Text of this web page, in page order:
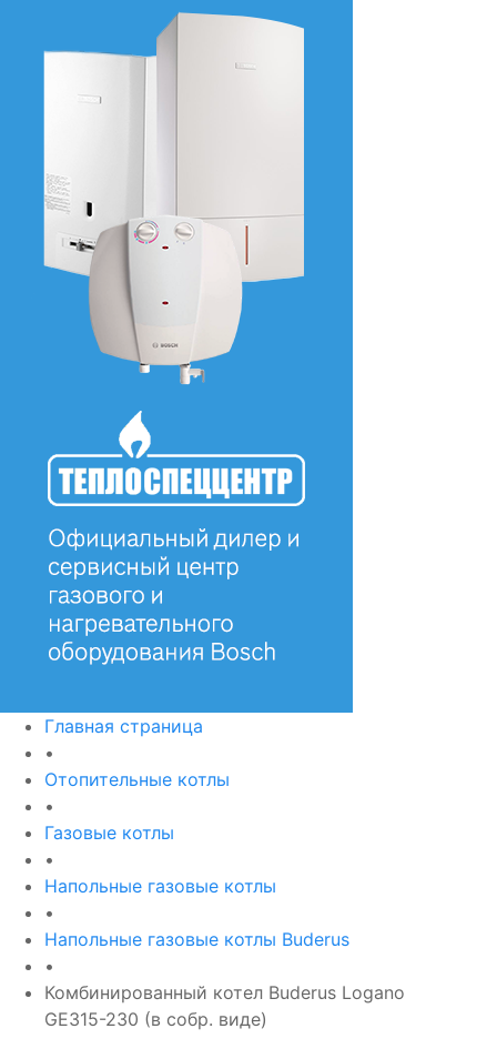
Главная страница
•
Отопительные котлы
•
Газовые котлы
•
Напольные газовые котлы
•
Напольные газовые котлы Buderus
•
Комбинированный котел Buderus Logano
GE315-230 (в собр. виде)